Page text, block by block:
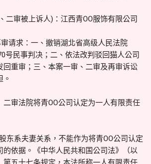
二审被上诉人)：江西青OO服饰有限公司
审请求：一、撤销湖北省高级人民法院
号民事判决；二、依法改判驳回猫人公司
回重审；三、本案一审、二审及再审诉讼
审法院将青OO公司认定为一人有限责任
东系夫妻关系，不能作为将青OO公司认定
的依据。《中华人民共和国公司法》（以